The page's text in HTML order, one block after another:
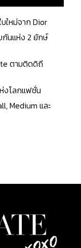
ใหม่จาก Dior
นแห่ง 2 ยักษ์
ตามติดดิถี
งโลกแฟชั่น
Medium และ